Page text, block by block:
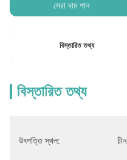
সেরা দাম পান
বিস্তারিত তথ্য
বিস্তারিত তথ্য
উৎপত্তি স্থল: চীন